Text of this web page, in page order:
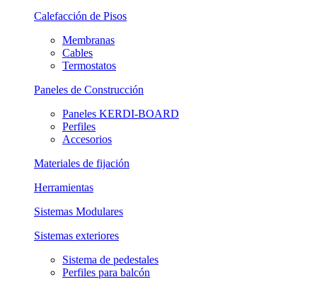
Calefacción de Pisos
Membranas
Cables
Termostatos
Paneles de Construcción
Paneles KERDI-BOARD
Perfiles
Accesorios
Materiales de fijación
Herramientas
Sistemas Modulares
Sistemas exteriores
Sistema de pedestales
Perfiles para balcón